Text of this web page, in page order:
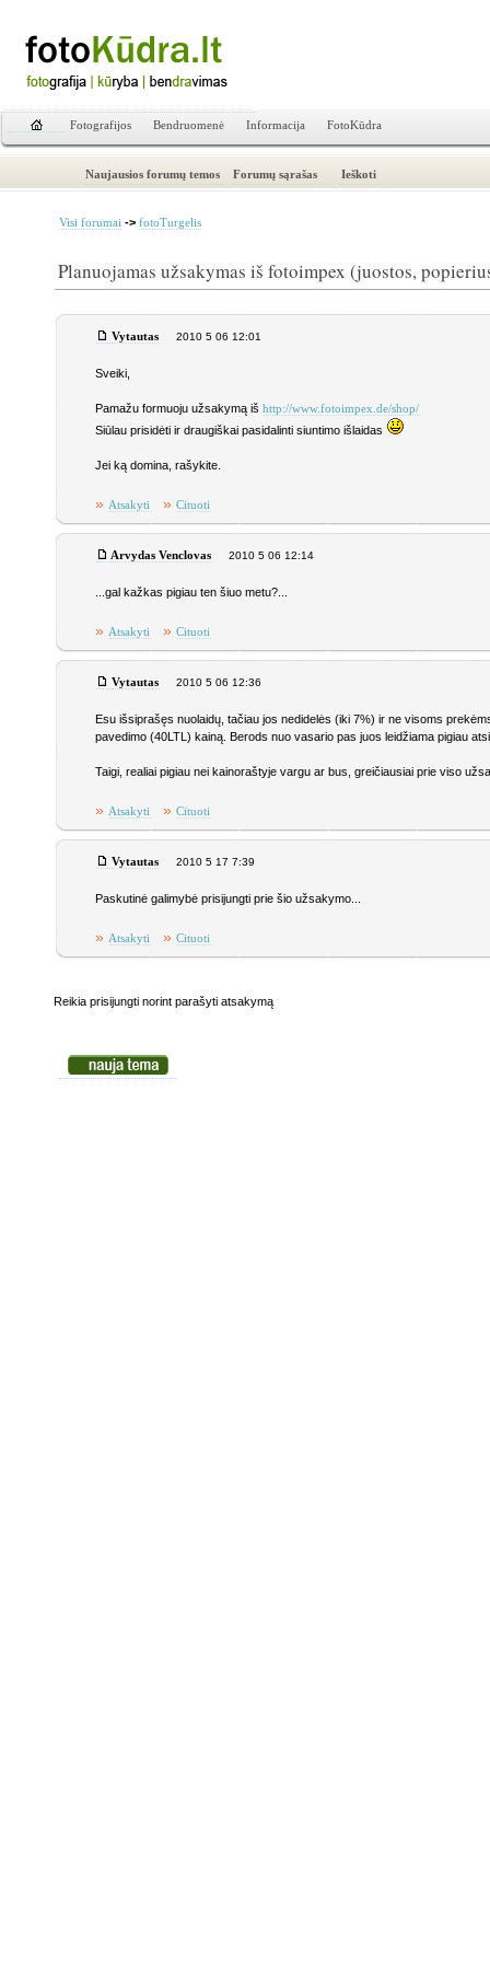
Fotografijos Bendruomenė Informacija FotoKūdra
Naujausios forumų temos Forumų sąrašas Ieškoti
Visi forumai -> fotoTurgelis
Planuojamas užsakymas iš fotoimpex (juostos,
Vytautas 2010 5 06 12:01
Sveiki,
Pamažu formuoju užsakymą išhttp://www.fotoimpex.de/shop/
Siūlau prisidėti ir draugiškai pasidalinti siuntimo išlaidas
Jei ką domina, rašykite.
» Atsakyti » Cituoti
Arvydas Venclovas 2010 5 06 12:14
...gal kažkas pigiau ten šiuo metu?...
» Atsakyti » Cituoti
Vytautas 2010 5 06 12:36
Esu išsiprašęs nuolaidų, tačiau jos nedidelės (iki 7%) ir ne visoms
pavedimo (40LTL) kainą. Berods nuo vasario pas juos leidžiama pigiau
Taigi, realiai pigiau nei kainoraštyje vargu ar bus, greičiausiai prie viso
» Atsakyti » Cituoti
Vytautas 2010 5 17 7:39
Paskutinė galimybė prisijungti prie šio užsakymo...
» Atsakyti » Cituoti
Reikia prisijungti norint parašyti atsakymą